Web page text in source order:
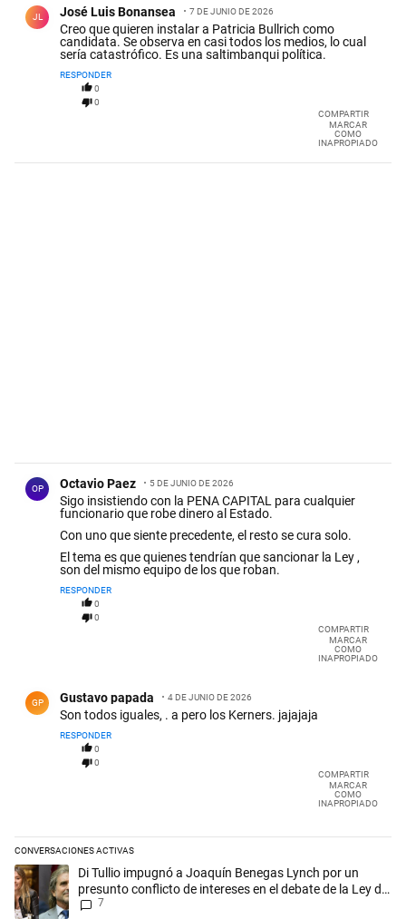
JL José Luis Bonansea 7 DE JUNIO DE 2026
Creo que quieren instalar a Patricia Bullrich como
candidata. Se observa en casi todos los medios, lo cual
sería catastrófico. Es una saltimbanqui política.
RESPONDER
0
0
COMPARTIR
MARCAR
COMO
INAPROPIADO
OP Octavio Paez 5 DE JUNIO DE 2026
Sigo insistiendo con la PENA CAPITAL para cualquier
funcionario que robe dinero al Estado.
Con uno que siente precedente, el resto se cura solo.
El tema es que quienes tendrían que sancionar la Ley ,
son del mismo equipo de los que roban.
RESPONDER
0
0
COMPARTIR
MARCAR
COMO
INAPROPIADO
GP Gustavo papada 4 DE JUNIO DE 2026
Son todos iguales, . a pero los Kerners. jajajaja
RESPONDER
0
0
COMPARTIR
MARCAR
COMO
INAPROPIADO
CONVERSACIONES ACTIVAS
Este listado muestra los artículos con más comentarios en los
Un artículo de tendencia con el título "Di Tullio impugnó a Joaquín
Di Tullio impugnó a Joaquín Benegas Lynch por un
presunto conflicto de intereses en el debate de la Ley de
Tierras
7